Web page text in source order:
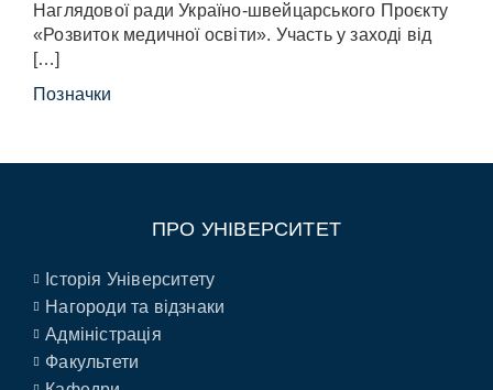
Наглядової ради Україно-швейцарського Проєкту
«Розвиток медичної освіти». Участь у заході від
[…]
Позначки
ПРО УНІВЕРСИТЕТ
Історія Університету
Нагороди та відзнаки
Адміністрація
Факультети